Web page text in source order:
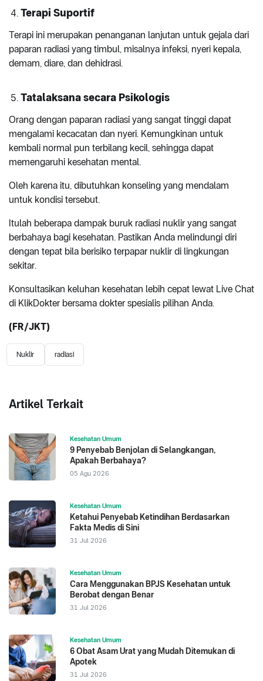
Terapi Suportif
Terapi ini merupakan penanganan lanjutan untuk gejala dari
paparan radiasi yang timbul, misalnya infeksi, nyeri kepala,
demam, diare, dan dehidrasi.
Tatalaksana secara Psikologis
Orang dengan paparan radiasi yang sangat tinggi dapat
mengalami kecacatan dan nyeri. Kemungkinan untuk
kembali normal pun terbilang kecil, sehingga dapat
memengaruhi kesehatan mental.
Oleh karena itu, dibutuhkan konseling yang mendalam
untuk kondisi tersebut.
Itulah beberapa dampak buruk radiasi nuklir yang sangat
berbahaya bagi kesehatan. Pastikan Anda melindungi diri
dengan tepat bila berisiko terpapar nuklir di lingkungan
sekitar.
Konsultasikan keluhan kesehatan lebih cepat lewat Live Chat
di KlikDokter bersama dokter spesialis pilihan Anda.
(FR/JKT)
Nuklir radiasi
Artikel Terkait
Kesehatan Umum
9 Penyebab Benjolan di Selangkangan,
Apakah Berbahaya?
05 Agu 2026
Kesehatan Umum
Ketahui Penyebab Ketindihan Berdasarkan
Fakta Medis di Sini
31 Jul 2026
Kesehatan Umum
Cara Menggunakan BPJS Kesehatan untuk
Berobat dengan Benar
31 Jul 2026
Kesehatan Umum
6 Obat Asam Urat yang Mudah Ditemukan di
Apotek
31 Jul 2026